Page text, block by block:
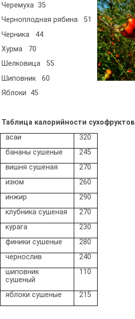
Черемуха 35
Черноплодная рябина 51
Черника 44
Хурма 70
Шелковица 55
Шиповник 60
Яблоки 45
Таблица калорийности сухофруктов
асаи
320
бананы сушеные
245
вишня сушеная
270
изюм
260
инжир
290
клубника сушеная
270
курага
230
финики сушеные
280
чернослив
240
шиповник
сушеный
110
яблоки сушеные 215